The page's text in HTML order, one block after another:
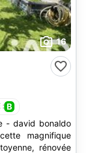
16
: B
- david bonaldo
magnifique
rénovée